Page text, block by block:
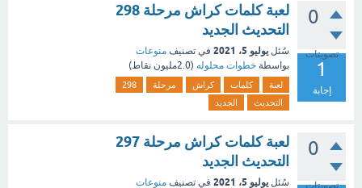
0
تصويتات
1
إجابة
لعبة كلمات كراش مرحلة 298
التحديث الجديد
سُئل يوليو 5، 2021 في تصنيف منوعات
بواسطة خطوات محلوله (2.0مليون نقاط)
لعبة كلمات كراش مرحلة
298
التحديث
الجديد
0
تصويتات
لعبة كلمات كراش مرحلة 297
التحديث الجديد
سُئل يوليو 5، 2021 في تصنيف منوعات